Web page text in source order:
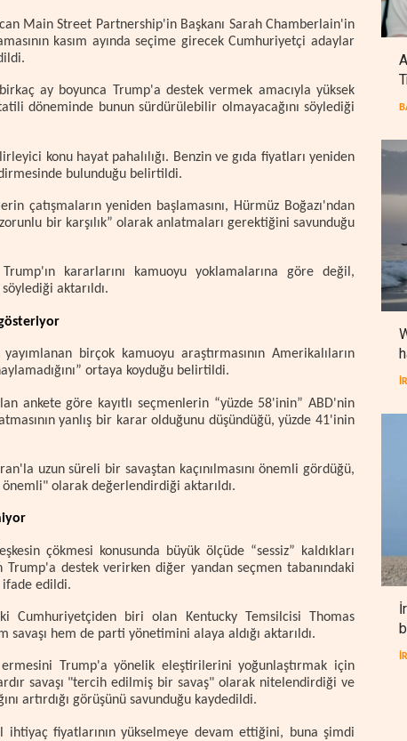
Main Street Partnership'in Başkanı Sarah Chamberlain'in
kasım ayında seçime girecek Cumhuriyetçi adaylar
ay boyunca Trump'a destek vermek amacıyla yüksek
döneminde bunun sürdürülebilir olmayacağını söylediği
konu hayat pahalılığı. Benzin ve gıda fiyatları yeniden
bulunduğu belirtildi.
çatışmaların yeniden başlamasını, Hürmüz Boğazı'ndan
bir karşılık” olarak anlatmaları gerektiğini savunduğu
kararlarını kamuoyu yoklamalarına göre değil,
aktarıldı.
birçok kamuoyu araştırmasının Amerikalıların
ortaya koyduğu belirtildi.
ankete göre kayıtlı seçmenlerin “yüzde 58'inin” ABD'nin
yanlış bir karar olduğunu düşündüğü, yüzde 41'inin
uzun süreli bir savaştan kaçınılmasını önemli gördüğü,
olarak değerlendirdiği aktarıldı.
çökmesi konusunda büyük ölçüde “sessiz” kaldıkları
destek verirken diğer yandan seçmen tabanındaki
ifade edildi.
Cumhuriyetçiden biri olan Kentucky Temsilcisi Thomas
savaşı hem de parti yönetimini alaya aldığı aktarıldı.
Trump'a yönelik eleştirilerini yoğunlaştırmak için
savaşı "tercih edilmiş bir savaş" olarak nitelendirdiği ve
artırdığı görüşünü savunduğu kaydedildi.
ihtiyaç fiyatlarının yükselmeye devam ettiğini, buna şimdi